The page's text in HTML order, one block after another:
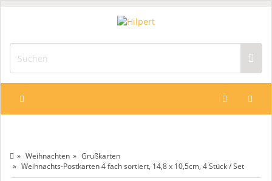
Weihnachten
Grußkarten
Weihnachts-Postkarten 4 fach sortiert, 14,8 x 10,5cm, 4 Stück / Set